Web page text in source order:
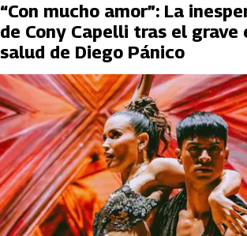
“Con mucho amor”: La
de Cony Capelli tras el grave
salud de Diego Pánico